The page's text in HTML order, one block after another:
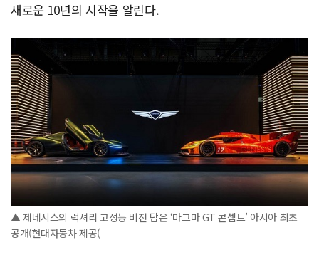
새로운 10년의 시작을 알린다.
▲ 제네시스의 럭셔리 고성능 비전 담은 ‘마그마 GT 콘셉트’ 아시아 최초
공개(현대자동차 제공(